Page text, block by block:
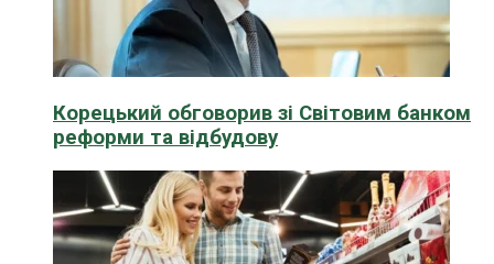
Корецький обговорив зі Світовим банком
реформи та відбудову